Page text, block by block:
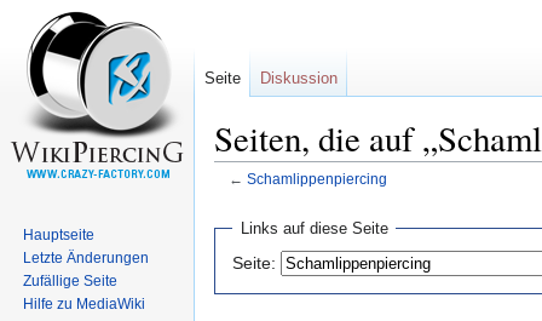
Seiten, die auf
← Schamlippenpiercing
Navigation
springen
springen
Links auf diese Seite
Seite:
Seite Diskussion
Hauptseite
Letzte Änderungen
Zufällige Seite
Hilfe zu MediaWiki